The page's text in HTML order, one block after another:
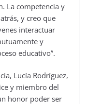
La competencia y
y creo que
interactuar
y
educativo”.
Lucía Rodríguez,
y miembro del
honor poder ser